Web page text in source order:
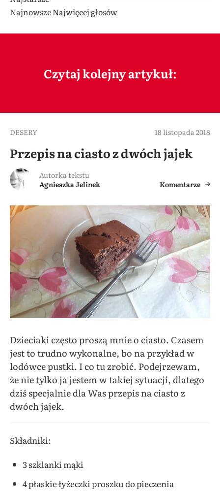
NajnowszeNajwięcej głosów
Czytaj kolejny artykuł:
DESERY 18 listopada 2018
Przepis na ciasto z dwóch jajek
Autorka tekstu
Agnieszka Jelinek
Komentarze
Dzieciaki często proszą mnie o ciasto. Czasem
jest to trudno wykonalne, bo na przykład w
lodówce pustki. I co tu zrobić. Podejrzewam,
że nie tylko ja jestem w takiej sytuacji, dlatego
dziś specjalnie dla Was przepis na ciasto z
dwóch jajek.
Składniki:
3 szklanki mąki
4 płaskie łyżeczki proszku do pieczenia